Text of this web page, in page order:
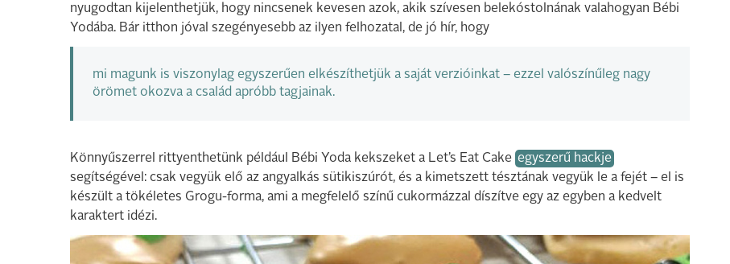
nyugodtan kijelenthetjük, hogy nincsenek kevesen azok, akik szívesen belekóstolnának valahogyan Bébi
Yodába. Bár itthon jóval szegényesebb az ilyen felhozatal, de jó hír, hogy
mi magunk is viszonylag egyszerűen elkészíthetjük a saját verzióinkat – ezzel valószínűleg nagy
örömet okozva a család apróbb tagjainak.
Könnyűszerrel rittyenthetünk például Bébi Yoda kekszeket a Let’s Eat Cake egyszerű hackje
segítségével: csak vegyük elő az angyalkás sütikiszúrót, és a kimetszett tésztának vegyük le a fejét – el is
készült a tökéletes Grogu-forma, ami a megfelelő színű cukormázzal díszítve egy az egyben a kedvelt
karaktert idézi.